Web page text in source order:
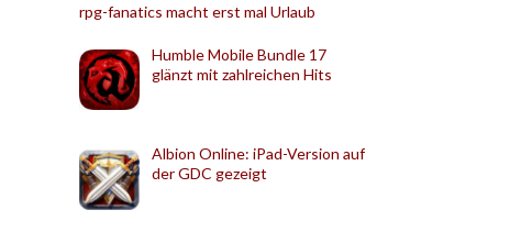
rpg-fanatics macht erst mal Urlaub
Humble Mobile Bundle 17
glänzt mit zahlreichen Hits
Albion Online: iPad-Version auf
der GDC gezeigt